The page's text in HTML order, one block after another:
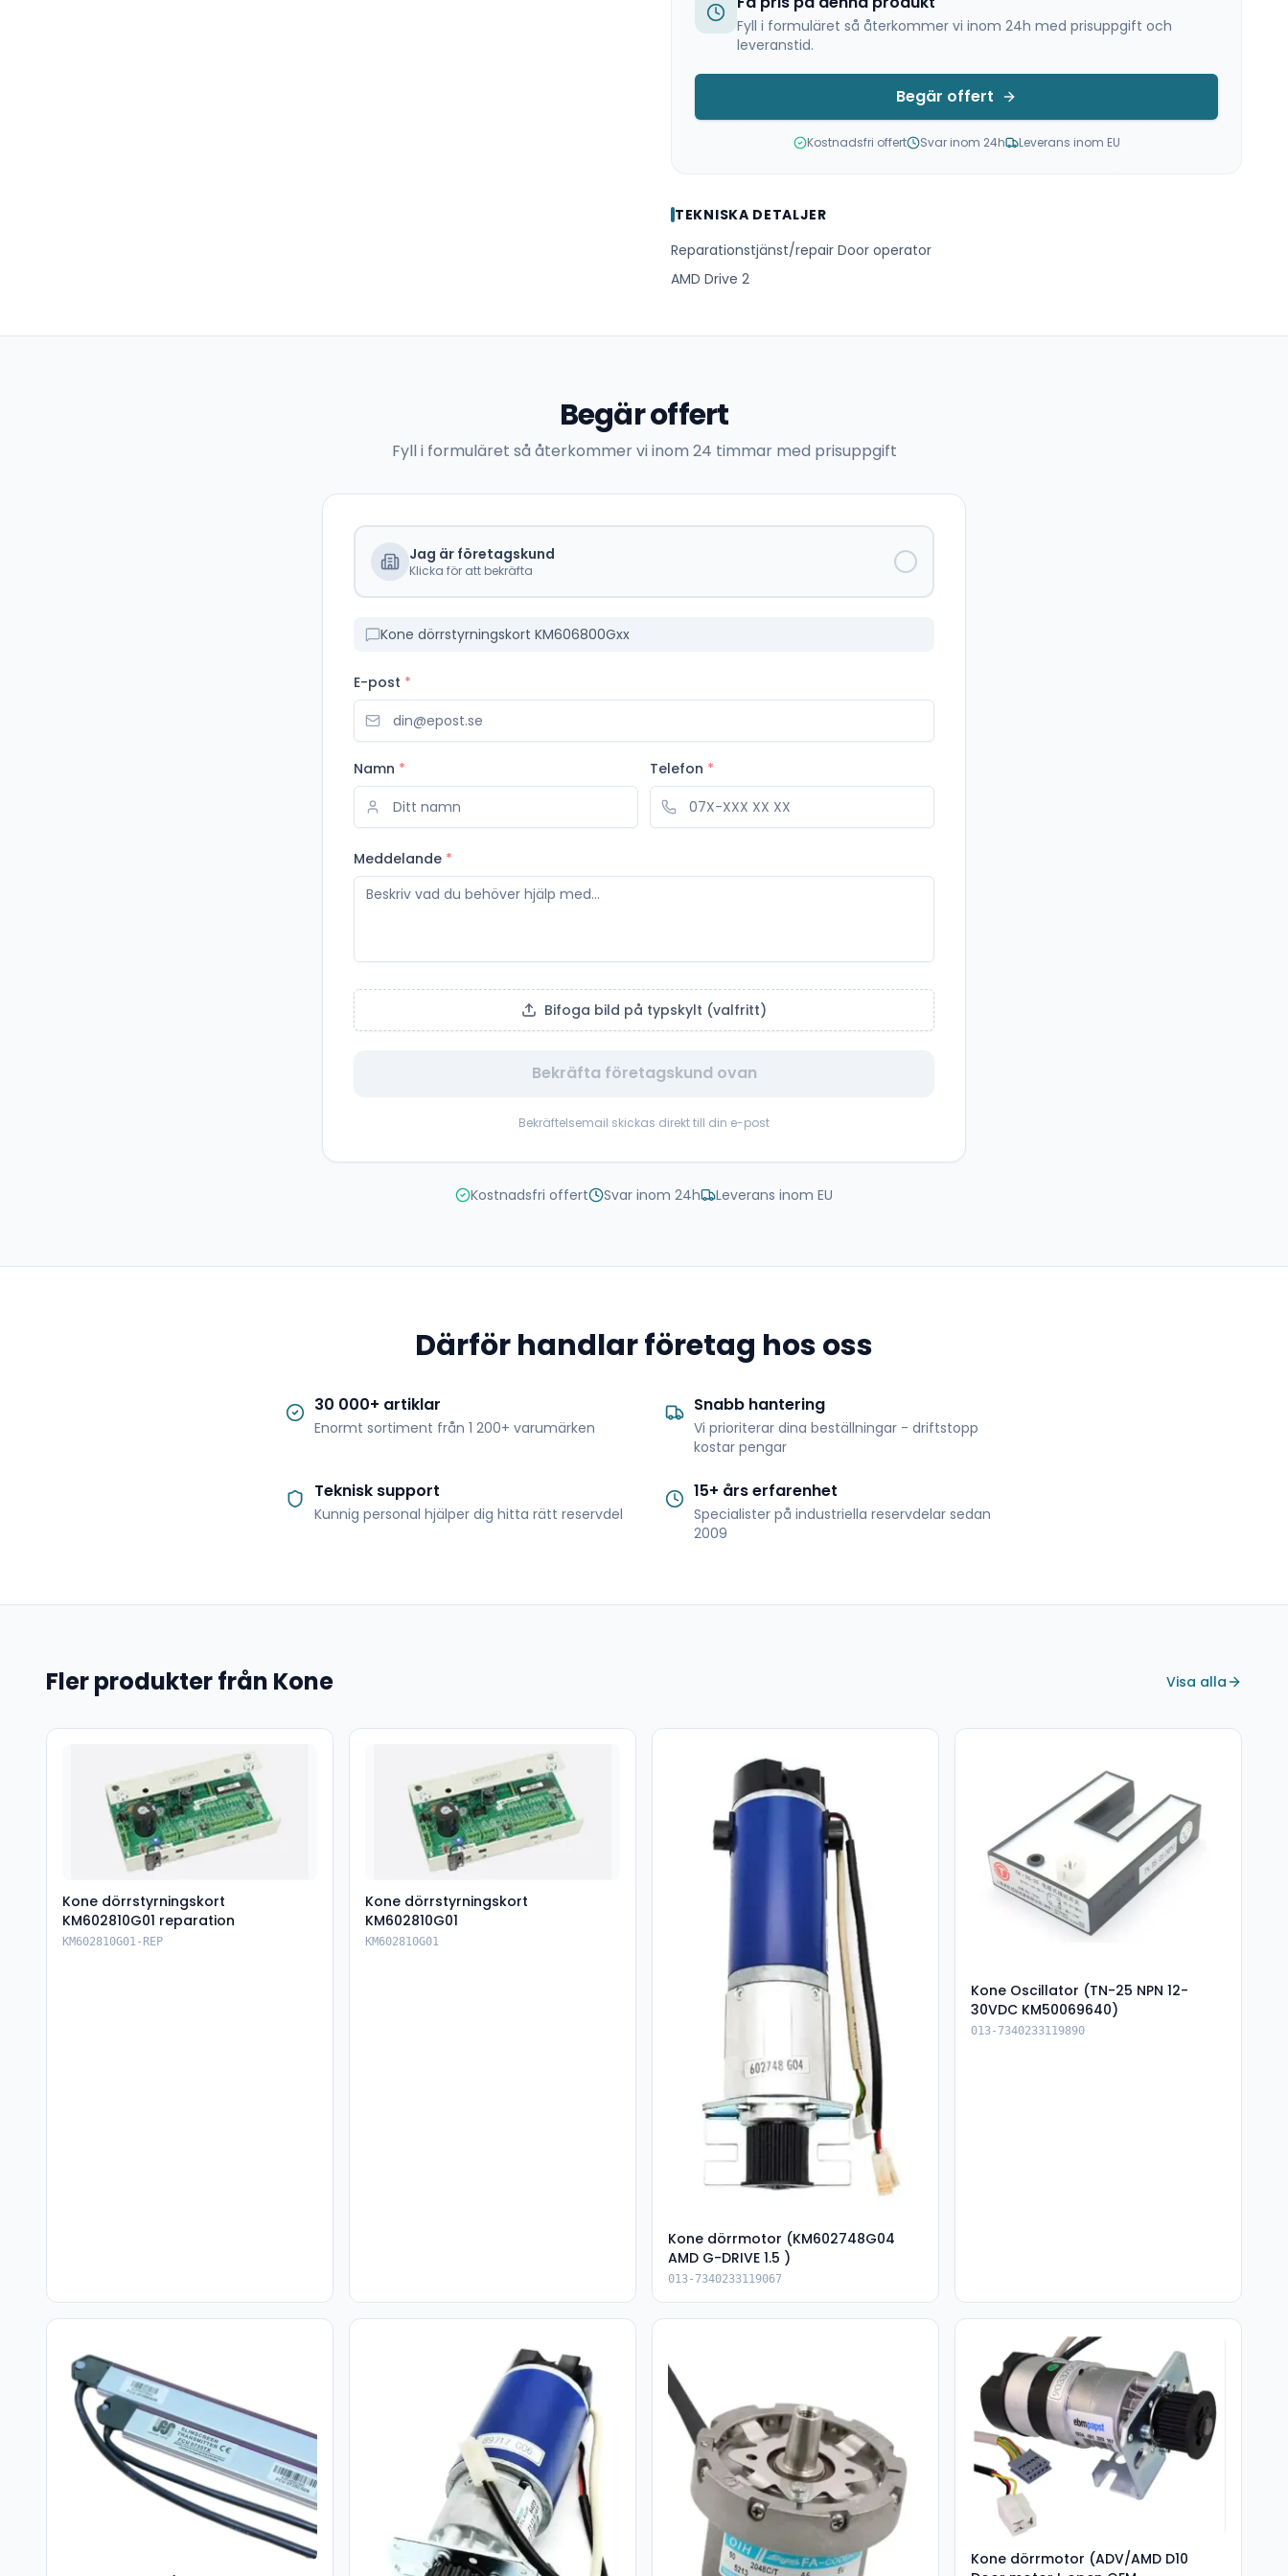
Fyll i formuläret så återkommer vi inom 24h med prisuppgift och
leveranstid.
Begär offert
Kostnadsfri offert Svar inom 24h Leverans inom EU
TEKNISKA DETALJER
Reparationstjänst/repair Door operator
AMD Drive 2
Begär offert
Fyll i formuläret så återkommer vi inom 24 timmar med prisuppgift
Jag är företagskund
Klicka för att bekräfta
Kone dörrstyrningskort KM606800Gxx
E-post *
Namn * Telefon *
Meddelande *
Bifoga bild på typskylt (valfritt)
Bekräfta företagskund ovan
Bekräftelsemail skickas direkt till din e-post
Kostnadsfri offert Svar inom 24h Leverans inom EU
Därför handlar företag hos oss
30 000+ artiklar
Enormt sortiment från 1 200+ varumärken
Snabb hantering
Vi prioriterar dina beställningar - driftstopp
kostar pengar
Teknisk support
Kunnig personal hjälper dig hitta rätt reservdel
15+ års erfarenhet
Specialister på industriella reservdelar sedan
2009
Fler produkter från Kone Visa alla
Kone dörrstyrningskort
KM602810G01 reparation
KM602810G01-REP
Kone dörrstyrningskort
KM602810G01
KM602810G01
Kone dörrmotor (KM602748G04
AMD G-DRIVE 1.5 )
013-7340233119067
Kone Oscillator (TN-25 NPN 12-
30VDC KM50069640)
013-7340233119890
Kone dörrmotor (ADV/AMD D10